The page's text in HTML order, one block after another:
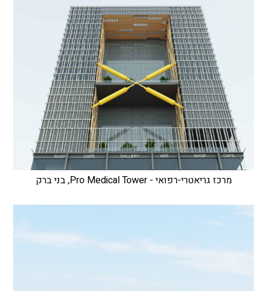
מרכז גריאטרי-רפואי - Pro Medical Tower, בני ברק